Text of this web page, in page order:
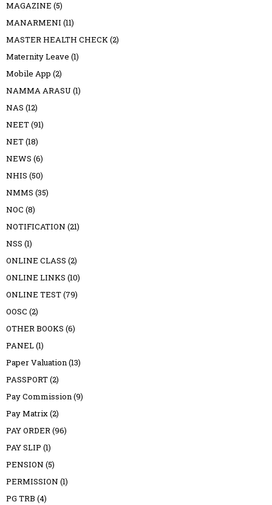
MAGAZINE (5)
MANARMENI (11)
MASTER HEALTH CHECK (2)
Maternity Leave (1)
Mobile App (2)
NAMMA ARASU (1)
NAS (12)
NEET(91)
NET(18)
NEWS (6)
NHIS (50)
NMMS (35)
NOC (8)
NOTIFICATION (21)
NSS (1)
ONLINE CLASS (2)
ONLINE LINKS (10)
ONLINE TEST(79)
OOSC (2)
OTHER BOOKS (6)
PANEL(1)
Paper Valuation (13)
PASSPORT(2)
Pay Commission (9)
Pay Matrix (2)
PAY ORDER (96)
PAY SLIP (1)
PENSION (5)
PERMISSION (1)
PG TRB (4)